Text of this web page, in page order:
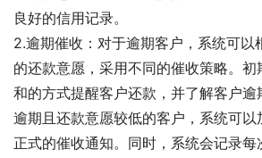
良好的信用记录。
2.逾期催收：对于逾期客户，系统可以
的还款意愿，采用不同的催收策略。
和的方式提醒客户还款，并了解客户逾
逾期且还款意愿较低的客户，系统可以
正式的催收通知。同时，系统会记录